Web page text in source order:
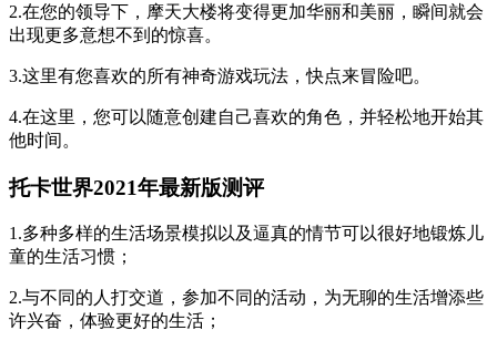
2.在您的领导下，摩天大楼将变得更加华丽和美丽，瞬间就会
出现更多意想不到的惊喜。
3.这里有您喜欢的所有神奇游戏玩法，快点来冒险吧。
4.在这里，您可以随意创建自己喜欢的角色，并轻松地开始其
他时间。
托卡世界2021年最新版测评
1.多种多样的生活场景模拟以及逼真的情节可以很好地锻炼儿
童的生活习惯；
2.与不同的人打交道，参加不同的活动，为无聊的生活增添些
许兴奋，体验更好的生活；